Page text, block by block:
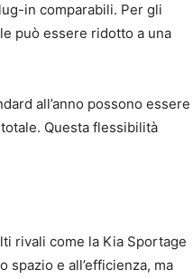
in comparabili. Per gli
può essere ridotto a una
all’anno possono essere
Questa flessibilità
rivali come la Kia Sportage
spazio e all’efficienza, ma